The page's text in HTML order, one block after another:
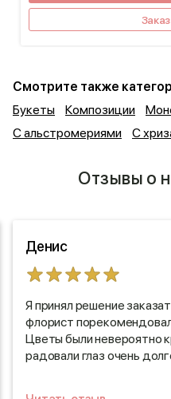
Смотрите также
Букеты
Композиции
С альстромериями
С
Отзывы о
Денис
Я принял решение
флорист
Цветы были невероятно
радовали глаз очень